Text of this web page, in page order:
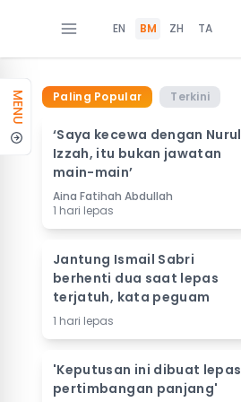
EN BM ZH TA
MENU Paling Popular Terkini
‘Saya kecewa dengan Nurul
Izzah, itu bukan jawatan
main-main’
Aina Fatihah Abdullah
1 hari lepas
Jantung Ismail Sabri
berhenti dua saat lepas
terjatuh, kata peguam
1 hari lepas
'Keputusan ini dibuat lepas
pertimbangan panjang'